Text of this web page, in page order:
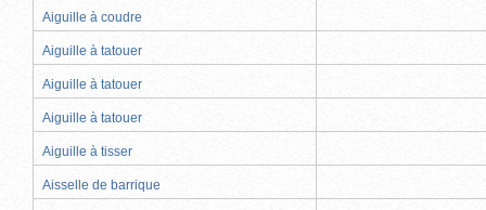
Aiguille à coudre
Aiguille à tatouer
Aiguille à tatouer
Aiguille à tatouer
Aiguille à tisser
Aisselle de barrique